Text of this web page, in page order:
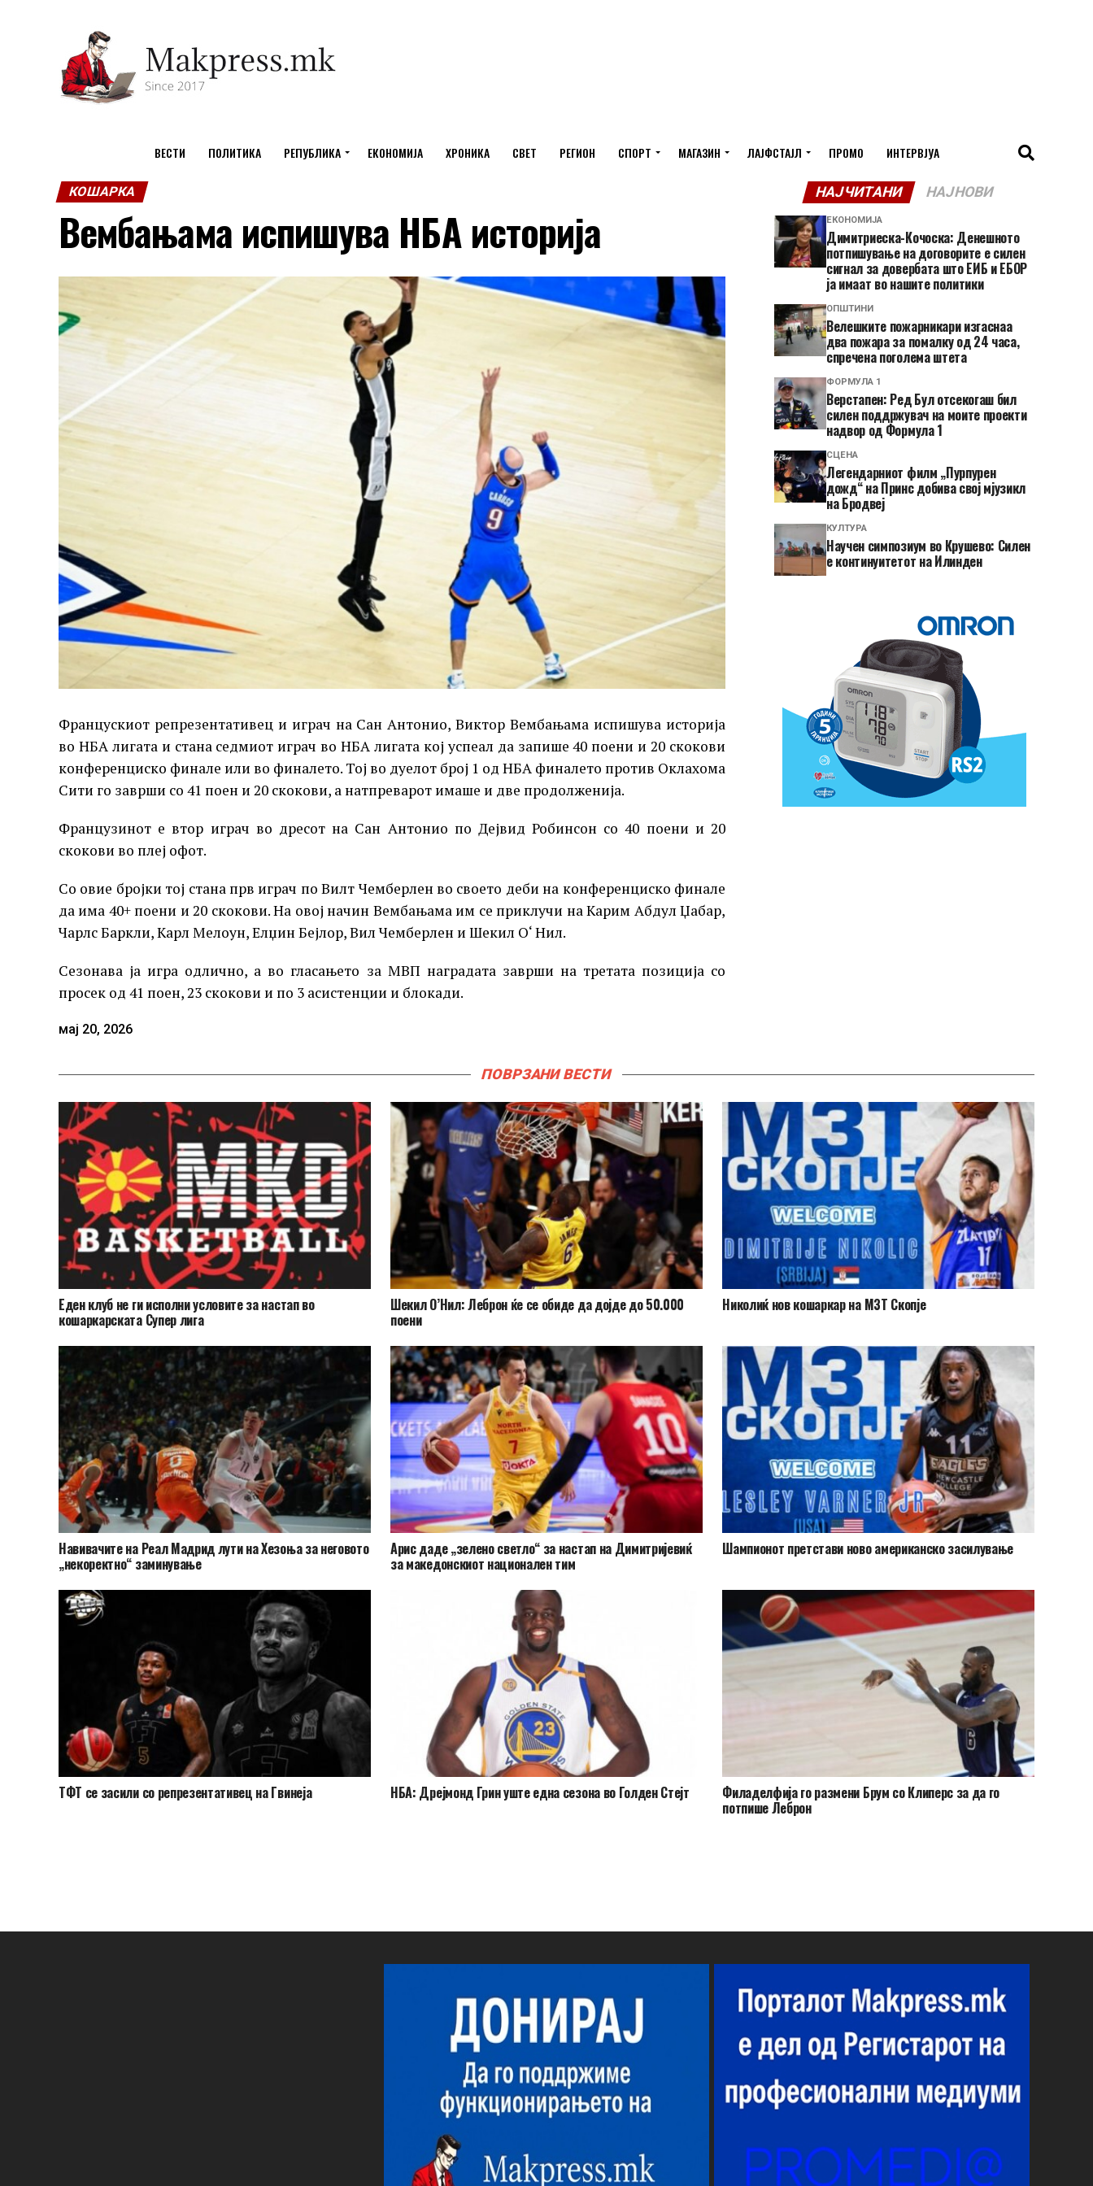
ВЕСТИ ПОЛИТИКА РЕПУБЛИКА ЕКОНОМИЈА ХРОНИКА СВЕТ РЕГИОН СПОРТ МАГАЗИН ЛАЈФСТАЈЛ ПРОМО ИНТЕРВЈУА
КОШАРКА
Вембањама испишува НБА историја
Францускиот репрезентативец и играч на Сан Антонио, Виктор Вембањама испишува историја
во НБА лигата и стана седмиот играч во НБА лигата кој успеал да запише 40 поени и 20 скокови
конференциско финале или во финалето. Тој во дуелот број 1 од НБА финалето против Оклахома
Сити го заврши со 41 поен и 20 скокови, а натпреварот имаше и две продолженија.
Французинот е втор играч во дресот на Сан Антонио по Дејвид Робинсон со 40 поени и 20
скокови во плеј офот.
Со овие бројки тој стана прв играч по Вилт Чемберлен во своето деби на конференциско финале
да има 40+ поени и 20 скокови. На овој начин Вембањама им се приклучи на Карим Абдул Џабар,
Чарлс Баркли, Карл Мелоун, Елџин Бејлор, Вил Чемберлен и Шекил О‘ Нил.
Сезонава ја игра одлично, а во гласањето за МВП наградата заврши на третата позиција со
просек од 41 поен, 23 скокови и по 3 асистенции и блокади.
мај 20, 2026
НАЈЧИТАНИ НАЈНОВИ
ЕКОНОМИЈА
Димитриеска-Кочоска: Денешното
потпишување на договорите е силен
сигнал за довербата што ЕИБ и ЕБОР
ја имаат во нашите политики
ОПШТИНИ
Велешките пожарникари изгаснаа
два пожара за помалку од 24 часа,
спречена поголема штета
ФОРМУЛА 1
Верстапен: Ред Бул отсекогаш бил
силен поддржувач на моите проекти
надвор од Формула 1
СЦЕНА
Легендарниот филм „Пурпурен
дожд“ на Принс добива свој мјузикл
на Бродвеј
КУЛТУРА
Научен симпозиум во Крушево: Силен
е континуитетот на Илинден
ПОВРЗАНИ ВЕСТИ
Еден клуб не ги исполни условите за настап во
кошаркарската Супер лига
Шекил О’Нил: Леброн ќе се обиде да дојде до 50.000
поени
Николиќ нов кошаркар на МЗТ Скопје
Навивачите на Реал Мадрид лути на Хезоња за неговото
„некоректно“ заминување
Арис даде „зелено светло“ за настап на Димитријевиќ
за македонскиот национален тим
Шампионот претстави ново американско засилување
ТФТ се засили со репрезентативец на Гвинеја НБА: Дрејмонд Грин уште една сезона во Голден Стејт Филаделфија го размени Брум со Клиперс за да го
потпише Леброн